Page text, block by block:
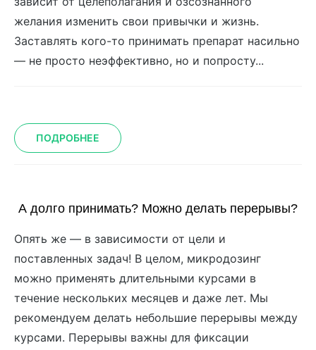
желания изменить свои привычки и жизнь.
Заставлять кого-то принимать препарат насильно
— не просто неэффективно, но и попросту...
ПОДРОБНЕЕ
А долго принимать? Можно делать перерывы?
Опять же — в зависимости от цели и
поставленных задач! В целом, микродозинг
можно применять длительными курсами в
течение нескольких месяцев и даже лет. Мы
рекомендуем делать небольшие перерывы между
курсами. Перерывы важны для фиксации